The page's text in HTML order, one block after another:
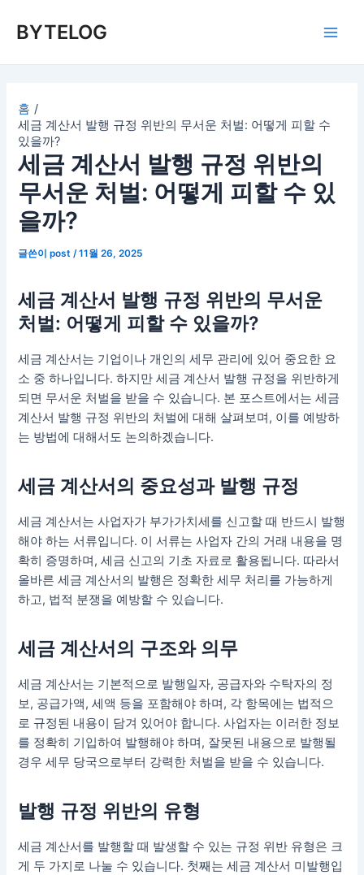
BYTELOG
홈
세금 계산서 발행 규정 위반의 무서운 처벌: 어떻게 피할 수
있을까?
세금 계산서 발행 규정 위반의
무서운 처벌: 어떻게 피할 수 있
을까?
글쓴이post /11월 26, 2025
세금 계산서 발행 규정 위반의 무서운
처벌: 어떻게 피할 수 있을까?
세금 계산서는 기업이나 개인의 세무 관리에 있어 중요한 요
소 중 하나입니다. 하지만 세금 계산서 발행 규정을 위반하게
되면 무서운 처벌을 받을 수 있습니다. 본 포스트에서는 세금
계산서 발행 규정 위반의 처벌에 대해 살펴보며, 이를 예방하
는 방법에 대해서도 논의하겠습니다.
세금 계산서의 중요성과 발행 규정
세금 계산서는 사업자가 부가가치세를 신고할 때 반드시 발행
해야 하는 서류입니다. 이 서류는 사업자 간의 거래 내용을 명
확히 증명하며, 세금 신고의 기초 자료로 활용됩니다. 따라서
올바른 세금 계산서의 발행은 정확한 세무 처리를 가능하게
하고, 법적 분쟁을 예방할 수 있습니다.
세금 계산서의 구조와 의무
세금 계산서는 기본적으로 발행일자, 공급자와 수탁자의 정
보, 공급가액, 세액 등을 포함해야 하며, 각 항목에는 법적으
로 규정된 내용이 담겨 있어야 합니다. 사업자는 이러한 정보
를 정확히 기입하여 발행해야 하며, 잘못된 내용으로 발행될
경우 세무 당국으로부터 강력한 처벌을 받을 수 있습니다.
발행 규정 위반의 유형
세금 계산서를 발행할 때 발생할 수 있는 규정 위반 유형은 크
게 두 가지로 나눌 수 있습니다. 첫째는 세금 계산서 미발행입